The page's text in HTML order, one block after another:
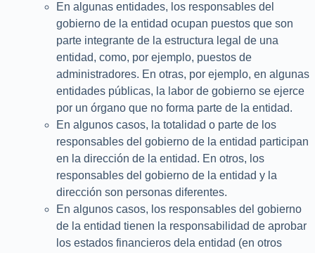
En algunas entidades, los responsables del
gobierno de la entidad ocupan puestos que son
parte integrante de la estructura legal de una
entidad, como, por ejemplo, puestos de
administradores. En otras, por ejemplo, en algunas
entidades públicas, la labor de gobierno se ejerce
por un órgano que no forma parte de la entidad.
En algunos casos, la totalidad o parte de los
responsables del gobierno de la entidad participan
en la dirección de la entidad. En otros, los
responsables del gobierno de la entidad y la
dirección son personas diferentes.
En algunos casos, los responsables del gobierno
de la entidad tienen la responsabilidad de aprobar
los estados financieros dela entidad (en otros